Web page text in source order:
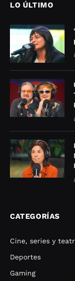
LO ÚLTIMO
CATEGORÍAS
Cine, series y
Deportes
Gaming